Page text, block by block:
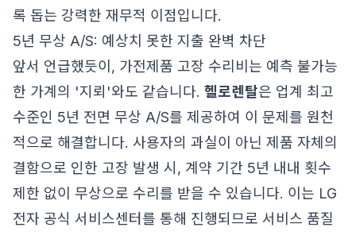
록 돕는 강력한 재무적 이점입니다.
5년 무상 A/S: 예상치 못한 지출 완벽 차단
앞서 언급했듯이, 가전제품 고장 수리비는 예측 불가능
한 가계의 '지뢰'와도 같습니다. 헬로렌탈은 업계 최고
수준인 5년 전면 무상 A/S를 제공하여 이 문제를 원천
적으로 해결합니다. 사용자의 과실이 아닌 제품 자체의
결함으로 인한 고장 발생 시, 계약 기간 5년 내내 횟수
제한 없이 무상으로 수리를 받을 수 있습니다. 이는 LG
전자 공식 서비스센터를 통해 진행되므로 서비스 품질